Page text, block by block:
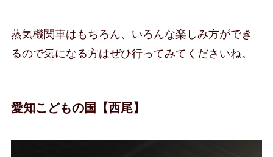
蒸気機関車はもちろん、いろんな楽しみ方ができ
るので気になる方はぜひ行ってみてくださいね。
愛知こどもの国【西尾】